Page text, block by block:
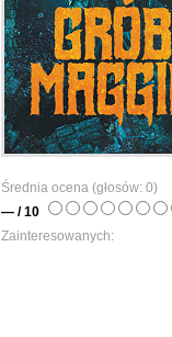
Średnia ocena (głosów: 0)
— / 10
Zainteresowanych: